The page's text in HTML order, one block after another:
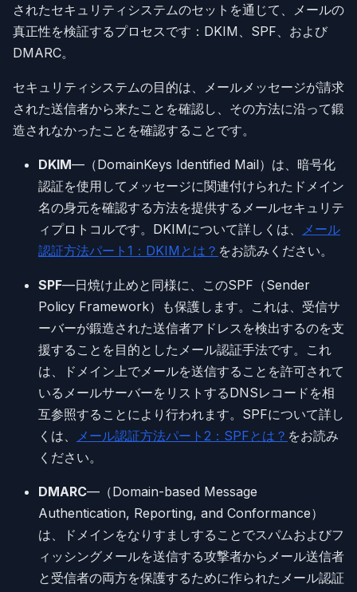
されたセキュリティシステムのセットを通じて、メールの
真正性を検証するプロセスです：DKIM、SPF、および
DMARC。
セキュリティシステムの目的は、メールメッセージが請求
された送信者から来たことを確認し、その方法に沿って鍛
造されなかったことを確認することです。
DKIM—（DomainKeys Identified Mail）は、暗号化
認証を使用してメッセージに関連付けられたドメイン
名の身元を確認する方法を提供するメールセキュリテ
ィプロトコルです。DKIMについて詳しくは、
メール
認証方法パート1：DKIMとは？ をお読みください。
SPF—日焼け止めと同様に、このSPF（Sender
Policy Framework）も保護します。これは、受信サ
ーバーが鍛造された送信者アドレスを検出するのを支
援することを目的としたメール認証手法です。これ
は、ドメイン上でメールを送信することを許可されて
いるメールサーバーをリストするDNSレコードを相
互参照することにより行われます。SPFについて詳し
くは、
メール認証方法パート2：SPFとは？ をお読み
ください。
DMARC—（Domain-based Message
Authentication, Reporting, and Conformance）
は、ドメインをなりすましすることでスパムおよびフ
ィッシングメールを送信する攻撃者からメール送信者
と受信者の両方を保護するために作られたメール認証